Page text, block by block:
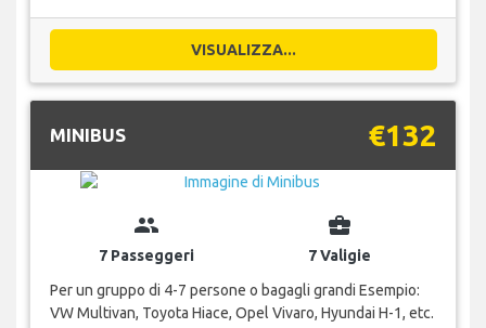
VISUALIZZA...
MINIBUS €132
group
7 Passeggeri
business_center
7 Valigie
Per un gruppo di 4-7 persone o bagagli grandi Esempio:
VW Multivan, Toyota Hiace, Opel Vivaro, Hyundai H-1, etc.